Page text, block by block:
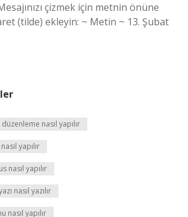
çizmek için metnin önüne
(tilde) ekleyin: ~ Metin ~ 13. Şubat
nasıl yapılır
yapılır
nasıl yapılır
nasıl yazılır
nasıl yapılır